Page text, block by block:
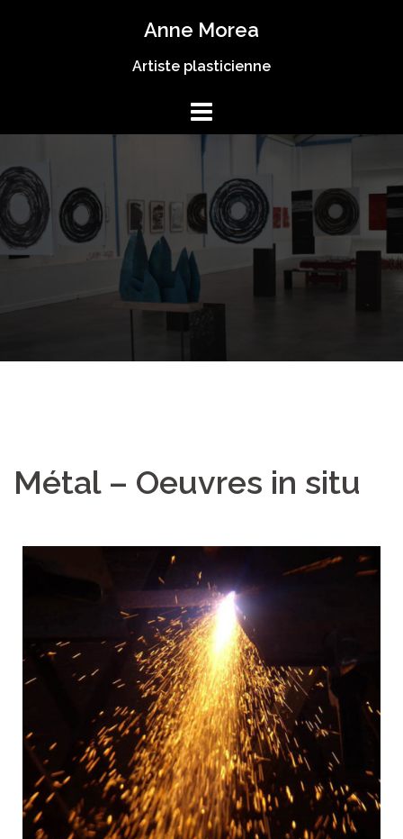
Anne Morea
Artiste plasticienne
Métal – Oeuvres in situ